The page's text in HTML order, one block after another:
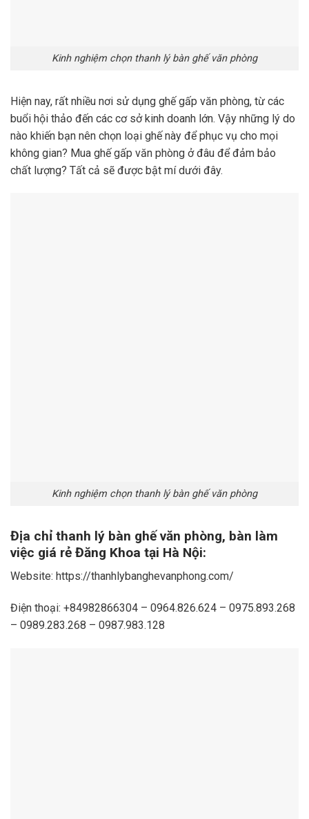
Kinh nghiệm chọn thanh lý bàn ghế văn phòng
Hiện nay, rất nhiều nơi sử dụng ghế gấp văn phòng, từ các
buổi hội thảo đến các cơ sở kinh doanh lớn. Vậy những lý do
nào khiến bạn nên chọn loại ghế này để phục vụ cho mọi
không gian? Mua ghế gấp văn phòng ở đâu để đảm bảo
chất lượng? Tất cả sẽ được bật mí dưới đây.
Kinh nghiệm chọn thanh lý bàn ghế văn phòng
Địa chỉ thanh lý bàn ghế văn phòng, bàn làm
việc giá rẻ Đăng Khoa tại Hà Nội:
Website: https://thanhlybanghevanphong.com/
Điện thoại: +84982866304 – 0964.826.624 – 0975.893.268
– 0989.283.268 – 0987.983.128